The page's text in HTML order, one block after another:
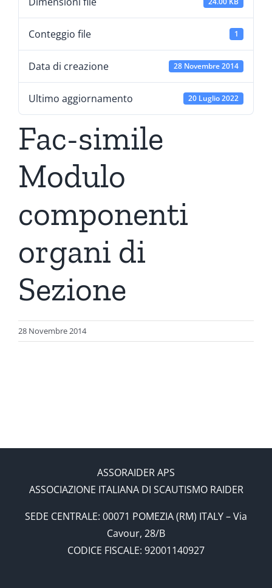
Conteggio file 1
Data di creazione 28 Novembre 2014
Ultimo aggiornamento 20 Luglio 2022
Fac-simile
Modulo
componenti
organi di
Sezione
28 Novembre 2014
ASSORAIDER APS
ASSOCIAZIONE ITALIANA DI SCAUTISMO RAIDER
SEDE CENTRALE: 00071 POMEZIA (RM) ITALY – Via
Cavour, 28/B
CODICE FISCALE: 92001140927